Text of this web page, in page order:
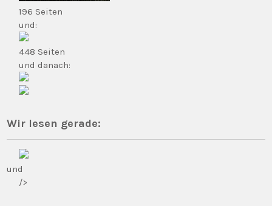
196 Seiten
und:
448 Seiten
und danach:
Wir lesen gerade:
und
/>